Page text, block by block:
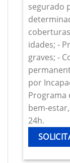
segurado
idades; -
graves; -
por
Programa
bem-
24h.